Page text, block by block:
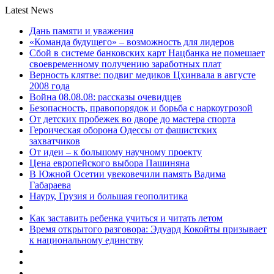
Latest News
Дань памяти и уважения
«Команда будущего» – возможность для лидеров
Сбой в системе банковских карт Нацбанка не помешает
своевременному получению заработных плат
Верность клятве: подвиг медиков Цхинвала в августе
2008 года
Война 08.08.08: рассказы очевидцев
Безопасность, правопорядок и борьба с наркоугрозой
От детских пробежек во дворе до мастера спорта
Героическая оборона Одессы от фашистских
захватчиков
От идеи – к большому научному проекту
Цена европейского выбора Пашиняна
В Южной Осетии увековечили память Вадима
Габараева
Науру, Грузия и большая геополитика
Как заставить ребенка учиться и читать летом
Время открытого разговора: Эдуард Кокойты призывает
к национальному единству